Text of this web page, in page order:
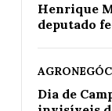
Henrique
deputado
Dia de